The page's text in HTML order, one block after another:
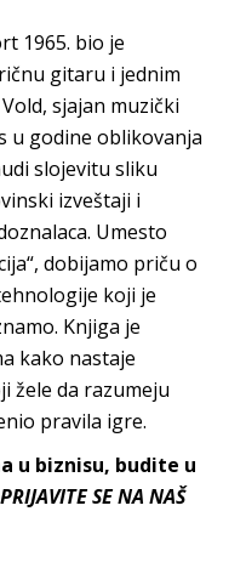
1965. bio je
gitaru i jednim
sjajan muzički
u godine oblikovanja
slojevitu sliku
izveštaji i
Umesto
dobijamo priču o
koji je
Knjiga je
kako nastaje
žele da razumeju
pravila igre.
u biznisu, budite u
PRIJAVITE SE NA NAŠ